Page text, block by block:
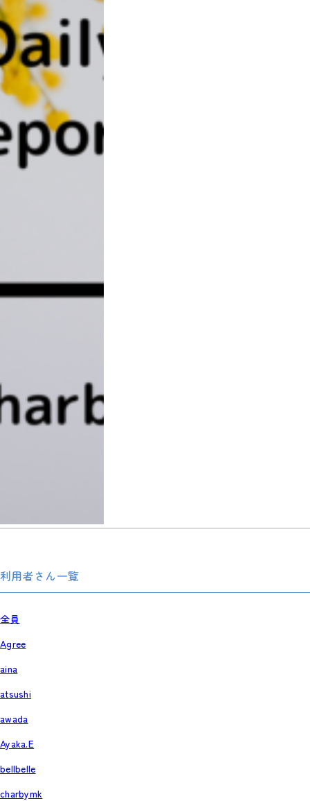
利用者さん一覧
全員
Agree
aina
atsushi
awada
Ayaka.E
bellbelle
charbymk